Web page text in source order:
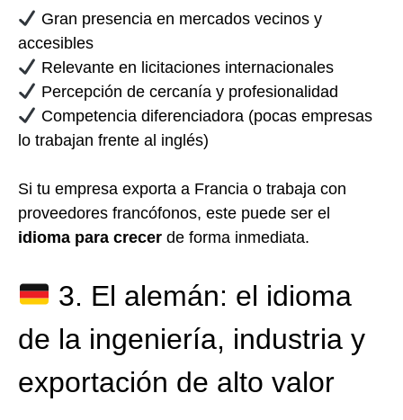
Gran presencia en mercados vecinos y
accesibles
Relevante en licitaciones internacionales
Percepción de cercanía y profesionalidad
Competencia diferenciadora (pocas empresas
lo trabajan frente al inglés)
Si tu empresa exporta a Francia o trabaja con
proveedores francófonos, este puede ser el
idioma para crecer de forma inmediata.
3. El alemán: el idioma
de la ingeniería, industria y
exportación de alto valor